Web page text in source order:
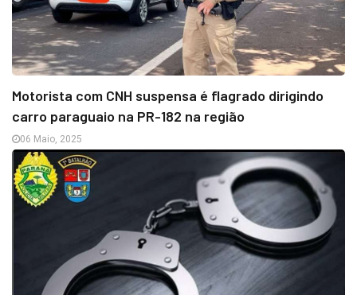
Motorista com CNH suspensa é flagrado dirigindo
carro paraguaio na PR-182 na região
06 Maio, 2025